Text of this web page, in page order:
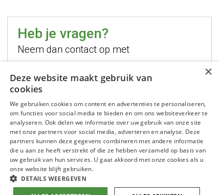
Heb je vragen?
Neem dan contact op met
Hugo Jelier
Bel mij
Stuur mij een email
×
Deze website maakt gebruik van
cookies
We gebruiken cookies om content en advertenties te personaliseren,
om functies voor social media te bieden en om ons websiteverkeer te
analyseren. Ook delen we informatie over uw gebruik van onze site
met onze partners voor social media, adverteren en analyse. Deze
partners kunnen deze gegevens combineren met andere informatie
die u aan ze heeft verstrekt of die ze hebben verzameld op basis van
uw gebruik van hun services. U gaat akkoord met onze cookies als u
onze website blijft gebruiken.
DETAILS WEERGEVEN